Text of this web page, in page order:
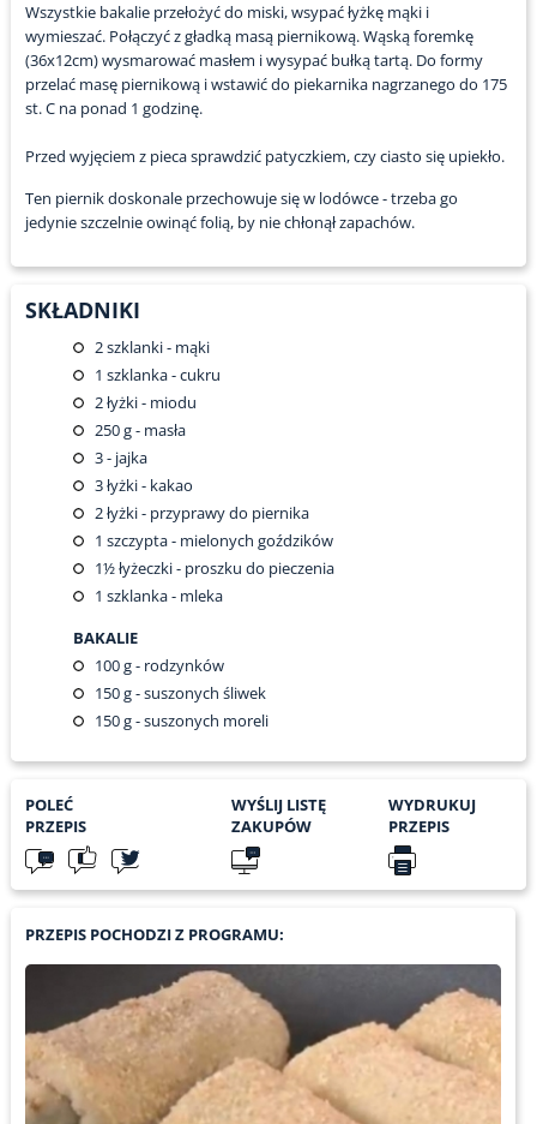
Wszystkie bakalie przełożyć do miski, wsypać łyżkę mąki i
wymieszać. Połączyć z gładką masą piernikową. Wąską foremkę
(36x12cm) wysmarować masłem i wysypać bułką tartą. Do formy
przelać masę piernikową i wstawić do piekarnika nagrzanego do 175
st. C na ponad 1 godzinę.
Przed wyjęciem z pieca sprawdzić patyczkiem, czy ciasto się upiekło.
Ten piernik doskonale przechowuje się w lodówce - trzeba go
jedynie szczelnie owinąć folią, by nie chłonął zapachów.
SKŁADNIKI
2szklanki - mąki
1 szklanka - cukru
2łyżki - miodu
250g - masła
3- jajka
3łyżki - kakao
2łyżki - przyprawy do piernika
1 szczypta - mielonych goździków
1½łyżeczki - proszku do pieczenia
1 szklanka - mleka
BAKALIE
100g - rodzynków
150g - suszonych śliwek
150g - suszonych moreli
POLEĆ
PRZEPIS
WYŚLIJ LISTĘ
ZAKUPÓW
WYDRUKUJ
PRZEPIS
PRZEPIS POCHODZI Z PROGRAMU: